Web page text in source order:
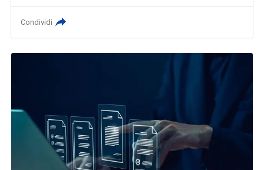
Condividi